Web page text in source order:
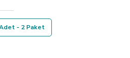
- 2 Paket